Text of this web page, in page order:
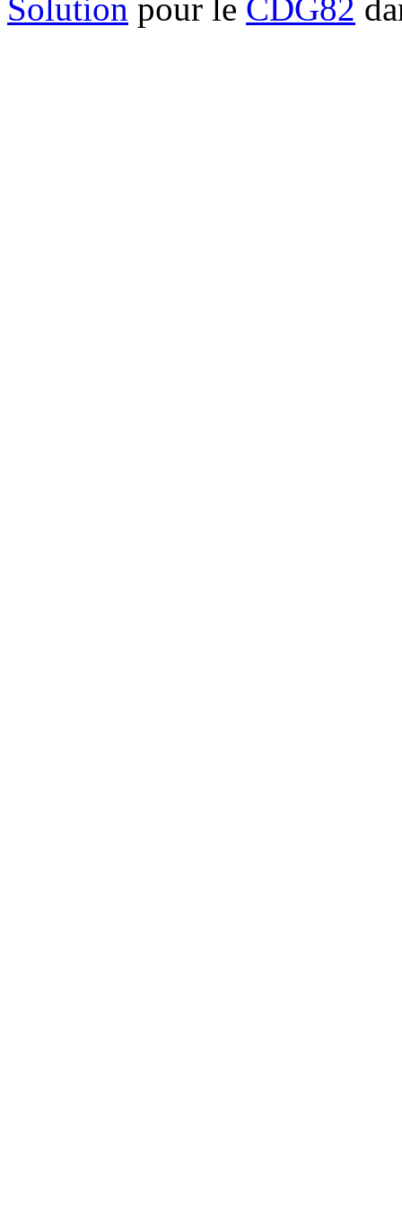
Solution pour le CDG82